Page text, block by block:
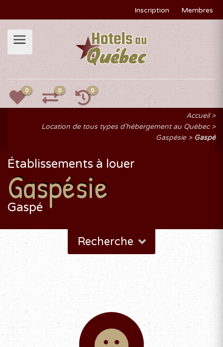
Inscription Membres
0 0 0
Accueil
Location de tous types d'hébergement au Québec
Gaspésie
Gaspé
Établissements à louer
Gaspésie
Gaspé
Recherche